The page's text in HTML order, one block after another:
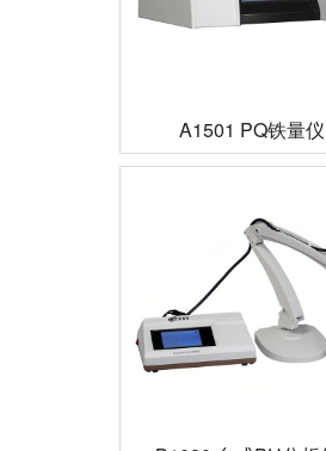
A1501 PQ铁量仪